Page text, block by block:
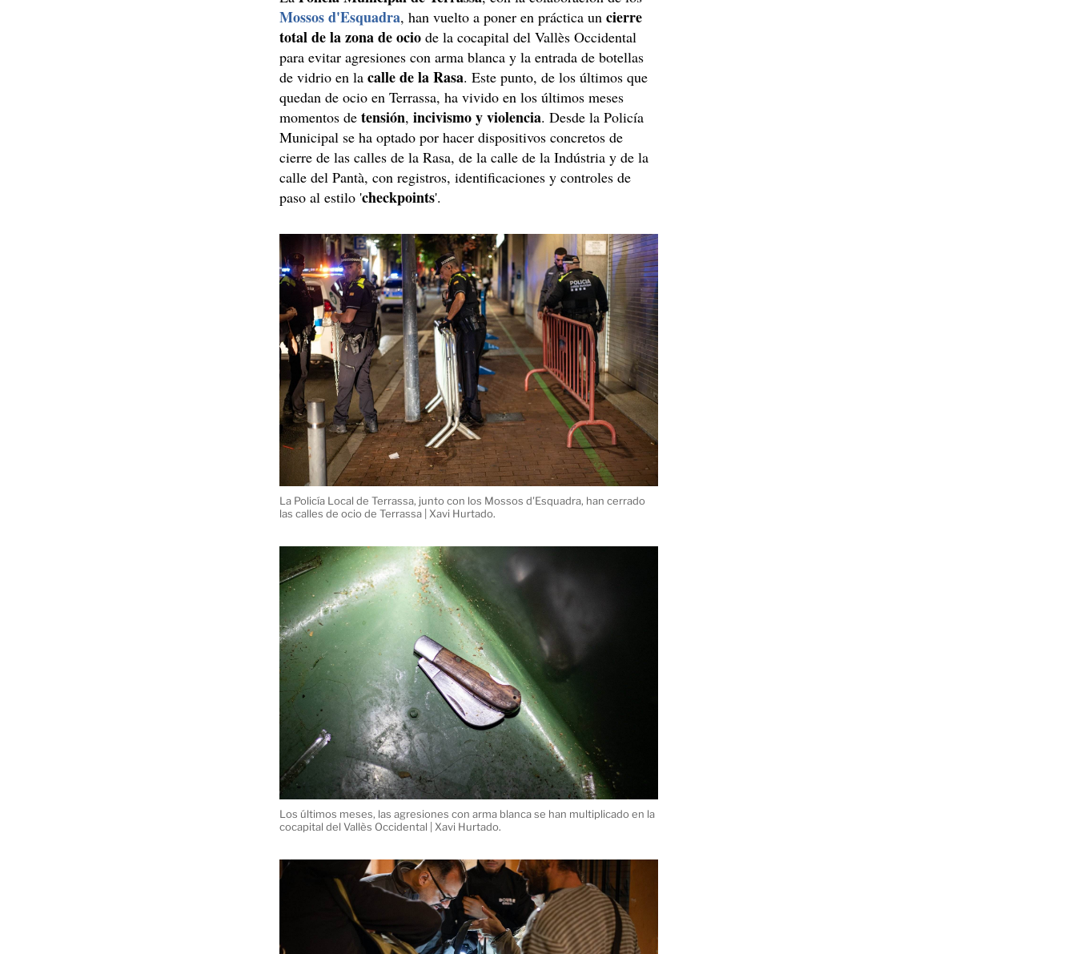
Mossos d'Esquadra, han vuelto a poner en práctica uncierre
total de la zona de ocio de la cocapital del Vallès Occidental
para evitar agresiones con arma blanca y la entrada de botellas
de vidrio en lacalle de la Rasa. Este punto, de los últimos que
quedan de ocio en Terrassa, ha vivido en los últimos meses
momentos detensión,incivismo y violencia. Desde la Policía
Municipal se ha optado por hacer dispositivos concretos de
cierre de las calles de la Rasa, de la calle de la Indústria y de la
calle del Pantà, con registros, identificaciones y controles de
paso al estilo 'checkpoints'.
La Policía Local de Terrassa, junto con los Mossos d'Esquadra, han cerrado
las calles de ocio de Terrassa | Xavi Hurtado.
Los últimos meses, las agresiones con arma blanca se han multiplicado en la
cocapital del Vallès Occidental | Xavi Hurtado.